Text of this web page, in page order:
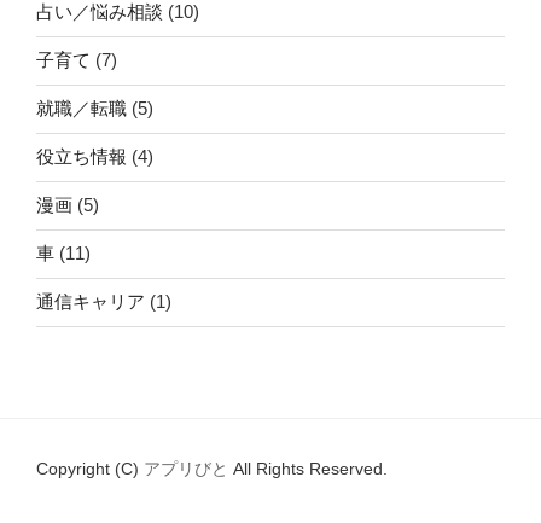
占い／悩み相談 (10)
子育て (7)
就職／転職 (5)
役立ち情報 (4)
漫画 (5)
車 (11)
通信キャリア (1)
Copyright (C) アプリびと All Rights Reserved.